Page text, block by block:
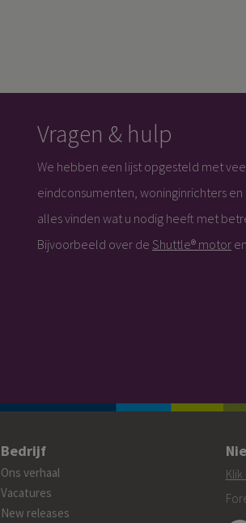
Vragen & hulp
We hebben een lijst opgesteld met
eindconsumenten, woninginrichters en
alles vinden wat u nodig heeft met
Bijvoorbeeld over de Shuttle® motor
Bedrijf
Ons verhaal
Vacatures
New releases
Klik